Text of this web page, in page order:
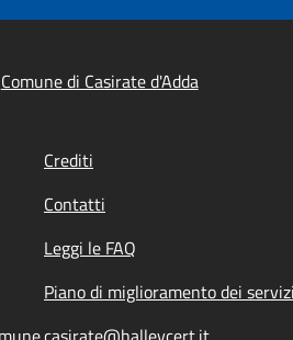
Comune di Casirate d'Adda
Crediti
Contatti
Leggi le FAQ
Piano di miglioramento dei servizi